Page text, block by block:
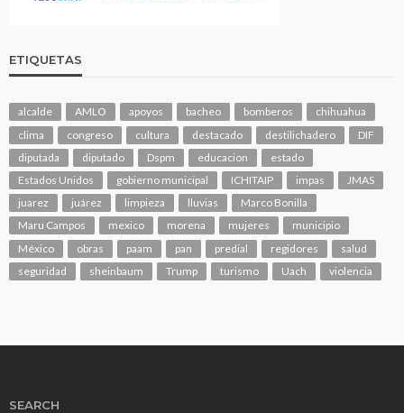
ETIQUETAS
alcalde AMLO apoyos bacheo bomberos
chihuahua
clima
congreso cultura destacado destilichadero
DIF
diputada
diputado Dspm educacion
estado
Estados Unidos
gobierno municipal ICHITAIP impas
JMAS
juarez
juárez limpieza lluvias
Marco Bonilla
Maru Campos
mexico morena mujeres
municipio
México
obras paam pan predial regidores
salud
seguridad
sheinbaum Trump turismo Uach violencia
SEARCH